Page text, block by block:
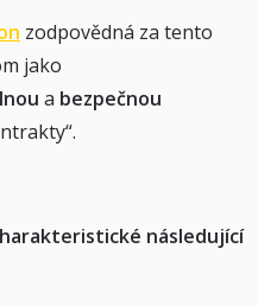
zodpovědná za tento
jako
a bezpečnou
následující